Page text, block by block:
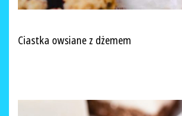
Ciastka owsiane z dżemem